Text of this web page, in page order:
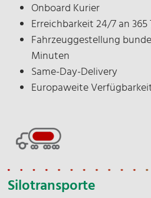
Onboard Kurier
Erreichbarkeit 24/7 an 365
Fahrzeuggestellung
Minuten
Same-Day-Delivery
Europaweite
Silotransporte